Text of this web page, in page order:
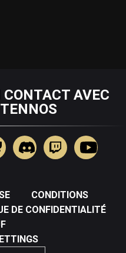
AVEC
CONDITIONS
DE CONFIDENTIALITÉ